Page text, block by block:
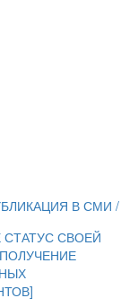
В СМИ /
СТАТУС СВОЕЙ